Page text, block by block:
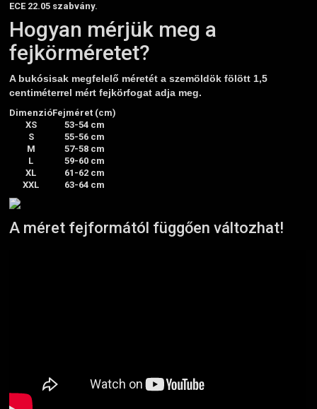
ECE 22.05 szabvány.
Hogyan mérjük meg a
fejkörméretet?
A bukósisak megfelelő méretét a szemöldök fölött 1,5
centiméterrel mért fejkörfogat adja meg.
DimenzióFejméret (cm)
XS
53-54 cm
S
55-56 cm
M
57-58 cm
L
59-60 cm
XL
61-62 cm
XXL
63-64 cm
A méret fejformától függően változhat!